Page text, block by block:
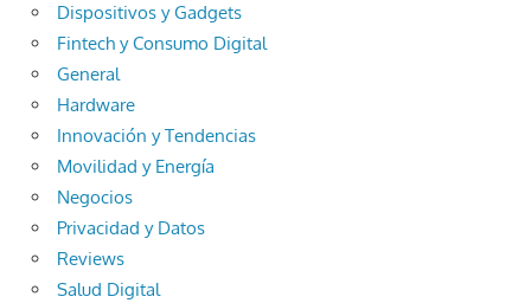
Dispositivos y Gadgets
Fintech y Consumo Digital
General
Hardware
Innovación y Tendencias
Movilidad y Energía
Negocios
Privacidad y Datos
Reviews
Salud Digital